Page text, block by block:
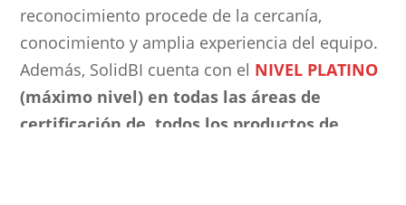
reconocimiento procede de la cercanía,
conocimiento y amplia experiencia del equipo.
Además, SolidBI cuenta con el NIVEL PLATINO
(máximo nivel) en todas las áreas de
certificación de todos los productos de